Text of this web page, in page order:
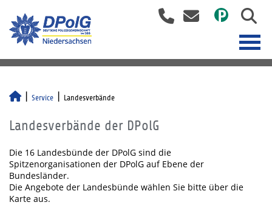
Service Landesverbände
Landesverbände der DPolG
Die 16 Landesbünde der DPolG sind die
Spitzenorganisationen der DPolG auf Ebene der
Bundesländer.
Die Angebote der Landesbünde wählen Sie bitte über die
Karte aus.